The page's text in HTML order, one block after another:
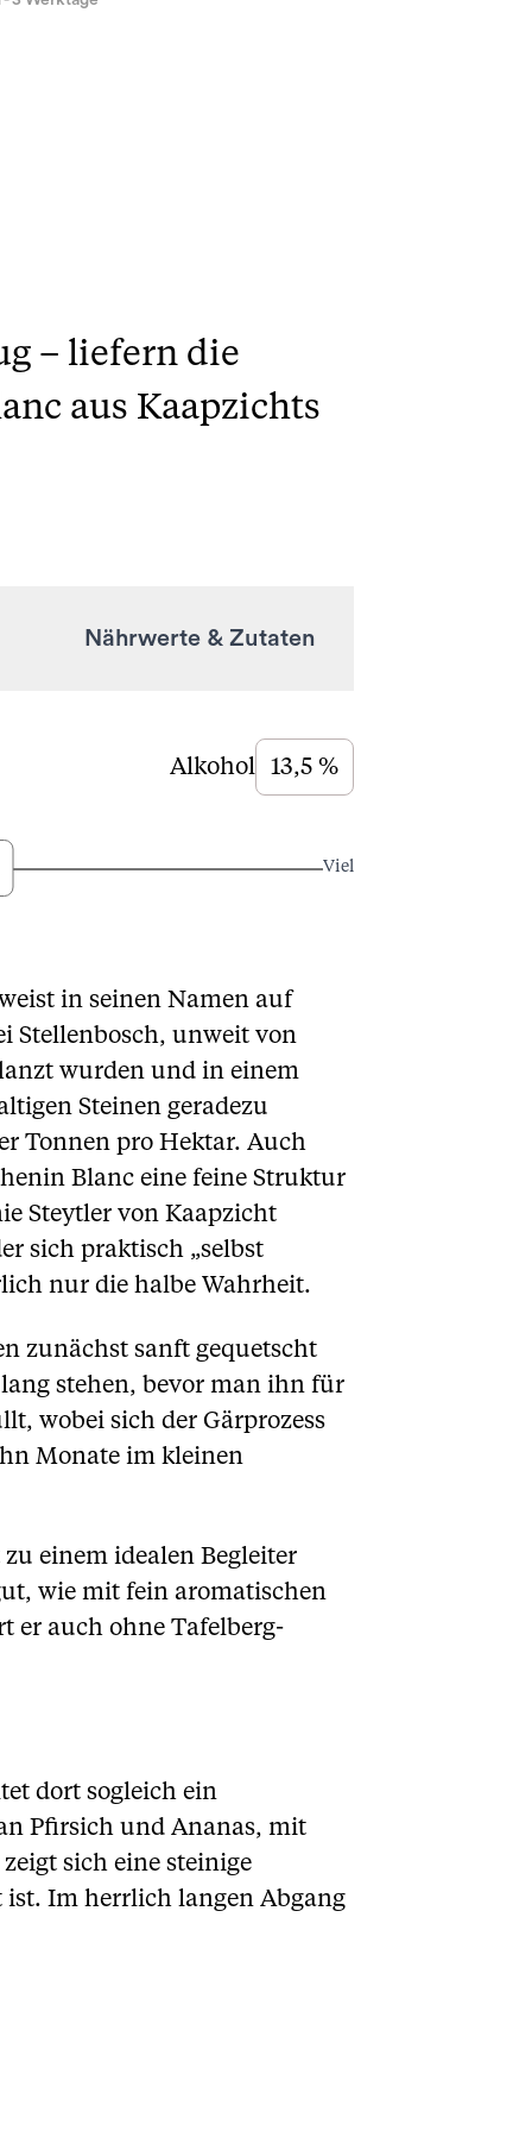
– liefern die
aus Kaapzichts
Nährwerte & Zutaten
Alkohol
13,5 %
Viel
in seinen Namen auf
Stellenbosch, unweit von
wurden und in einem
Steinen geradezu
Tonnen pro Hektar. Auch
Blanc eine feine Struktur
Steytler von Kaapzicht
sich praktisch „selbst
nur die halbe Wahrheit.
zunächst sanft gequetscht
stehen, bevor man ihn für
wobei sich der Gärprozess
Monate im kleinen
einem idealen Begleiter
wie mit fein aromatischen
er auch ohne Tafelberg-
dort sogleich ein
Pfirsich und Ananas, mit
sich eine steinige
Im herrlich langen Abgang